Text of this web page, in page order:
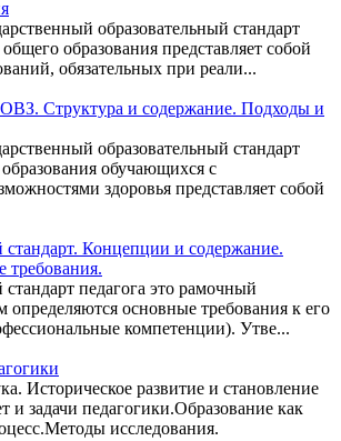
образовательный стандарт
образования представляет собой
обязательных при реали...
Структура и содержание. Подходы и
образовательный стандарт
обучающихся с
здоровья представляет собой
Концепции и содержание.
педагога это рамочный
определяются основные требования к его
компетенции). Утве...
Историческое развитие и становление
и задачи педагогики.Образование как
исследования.